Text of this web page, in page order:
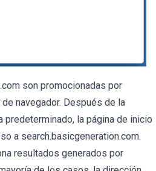
son promocionadas por
navegador. Después de la
la página de inicio
a search.basicgeneration.com.
resultados generados por